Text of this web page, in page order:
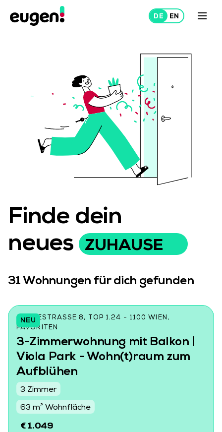
Über uns
Finde dein
neues
ZUHAUSE
31 Wohnungen für dich gefunden
NEU
CZEIKESTRASSE 8, TOP 1.24 - 1100 WIEN, F
AVORITEN
3-Zimmerwohnung mit Balkon |
Viola Park - Wohn(t)raum zum
Aufblühen
3 Zimmer
63 m² Wohnfläche
€ 1.049